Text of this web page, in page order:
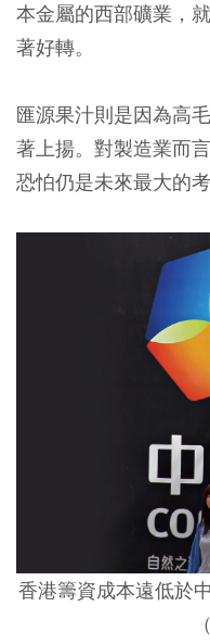
本金屬的西部礦業，
著好轉。
匯源果汁則是因為高
著上揚。對製造業而
恐怕仍是未來最大的考
香港籌資成本遠低於